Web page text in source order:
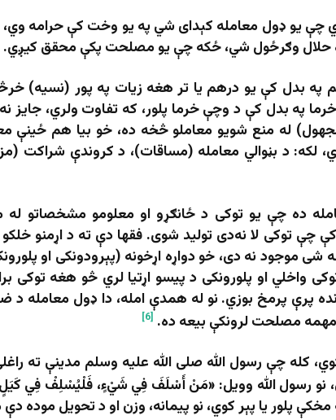
چې یو ډول معامله کېدای شي په یو وخت کې حرامه
حلال وګرځول شي، ځکه چې یو مصلحت پکې محقق کیږي.
په بدل کې یو درهم یا تر هغه زیات په پور (نسیه)
په بدل کې د وچې خرما پلور، که تفاوت ولري، جایز
له منع شویو معاملو څخه ده، خو بیا هم ځینې
لکه: د بڼوالي معامله (مساقات)، د کروندې شراکت
ده چې یو توکی د ځانګړو او معلومو مشخصاتو
چې توکی لا نه‌دی تولید شوی. فقها دې ته د اړمنو
شی موجود نه دی، خو دواړه اړخونه (پېرودونکی او
واخلي او پلورونکی د پیسو اړتیا لري څو هغه توکی
پرې پرمخ بوزي. نو له همدې امله، دا ډول معامله د
مصلحت لرونکې بیعه ده. [6]
کله چې رسول الله صلی الله علیه وسلم مدینې ته
نو رسول الله وویل: «مَنْ أَسْلَفَ فِي شَيْءٍ، فَلْيُسْلِفْ فِي
پلور یا پېر کوي، نو پیمانه، وزن او د تحویل موده